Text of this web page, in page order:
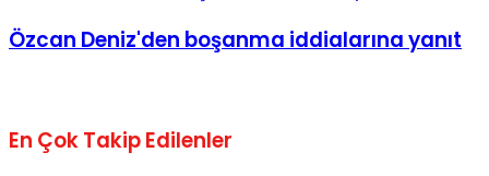
Özcan Deniz'den boşanma iddialarına yanıt
En Çok Takip Edilenler